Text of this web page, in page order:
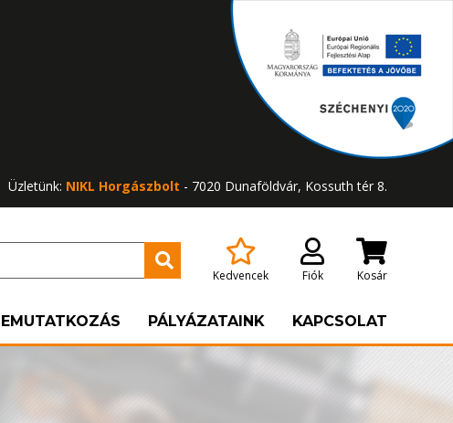
Üzletünk: NIKL Horgászbolt - 7020 Dunaföldvár, Kossuth tér 8.
Kedvencek Fiók Kosár
PÁLYÁZATAINK KAPCSOLAT